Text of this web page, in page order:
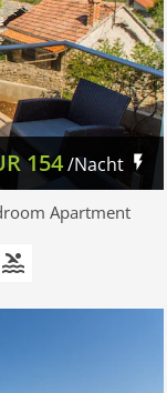
154/Nacht
Apartment